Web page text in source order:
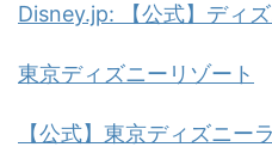
Disney.jp: 【公式】ディ
東京ディズニーリゾート
【公式】東京ディズニー